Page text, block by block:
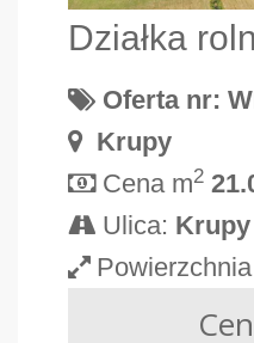
Działka
Oferta nr:
Krupy
Cena m2
Ulica: Krupy